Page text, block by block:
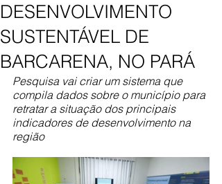
DESENVOLVIMENTO
SUSTENTÁVEL DE
BARCARENA, NO PARÁ
Pesquisa vai criar um sistema que
compila dados sobre o município para
retratar a situação dos principais
indicadores de desenvolvimento na
região